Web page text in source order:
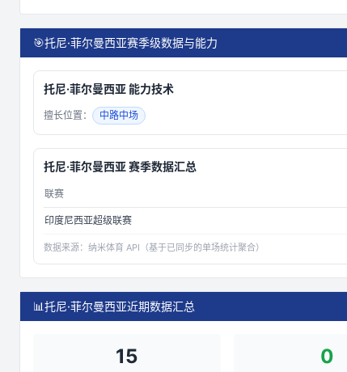
🎯托尼·菲尔曼西亚赛季级数据与能力
托尼·菲尔曼西亚能力技术
擅长位置： 中路中场
托尼·菲尔曼西亚赛季数据汇总
联赛
印度尼西亚超级联赛
数据来源： 纳米体育 API（基于已同步的单场统计聚合）
📊托尼·菲尔曼西亚近期数据汇总
15 0